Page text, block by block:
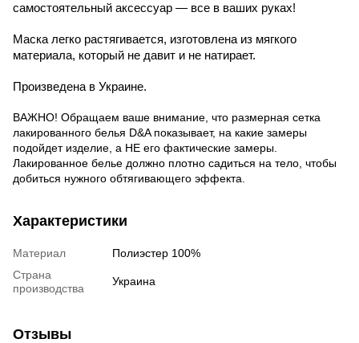
самостоятельный аксессуар — все в ваших руках!
Маска легко растягивается, изготовлена из мягкого
материала, который не давит и не натирает.
Произведена в Украине.
ВАЖНО! Обращаем ваше внимание, что размерная сетка
лакированного белья D&A показывает, на какие замеры
подойдет изделие, а НЕ его фактические замеры.
Лакированное белье должно плотно садиться на тело, чтобы
добиться нужного обтягивающего эффекта.
Характеристики
Материал
Полиэстер 100%
Страна
производства
Украина
Отзывы